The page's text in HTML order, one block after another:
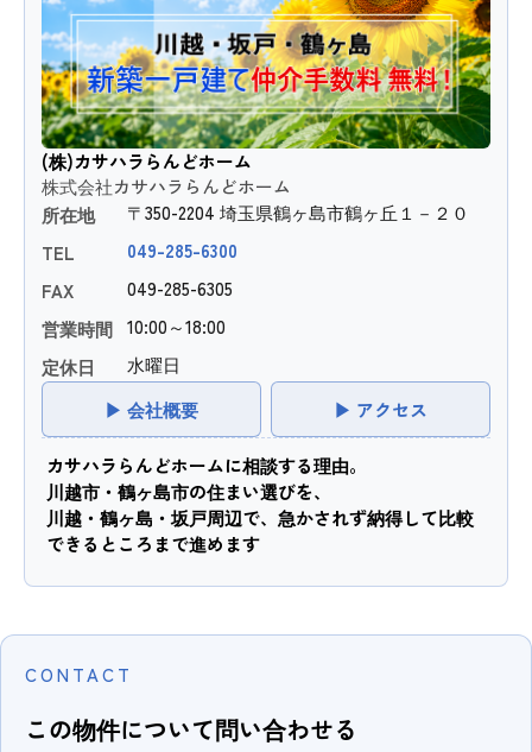
(株)カサハラらんどホーム
株式会社カサハラらんどホーム
所在地
〒350-2204 埼玉県鶴ヶ島市鶴ヶ丘１－２０
TEL
049-285-6300
FAX
049-285-6305
営業時間 10:00～18:00
定休日
水曜日
▶ 会社概要
▶ アクセス
カサハラらんどホームに相談する理由。
川越市・鶴ヶ島市の住まい選びを、
川越・鶴ヶ島・坂戸周辺で、急かされず納得して比較
できるところまで進めます
CONTACT
この物件について問い合わせる